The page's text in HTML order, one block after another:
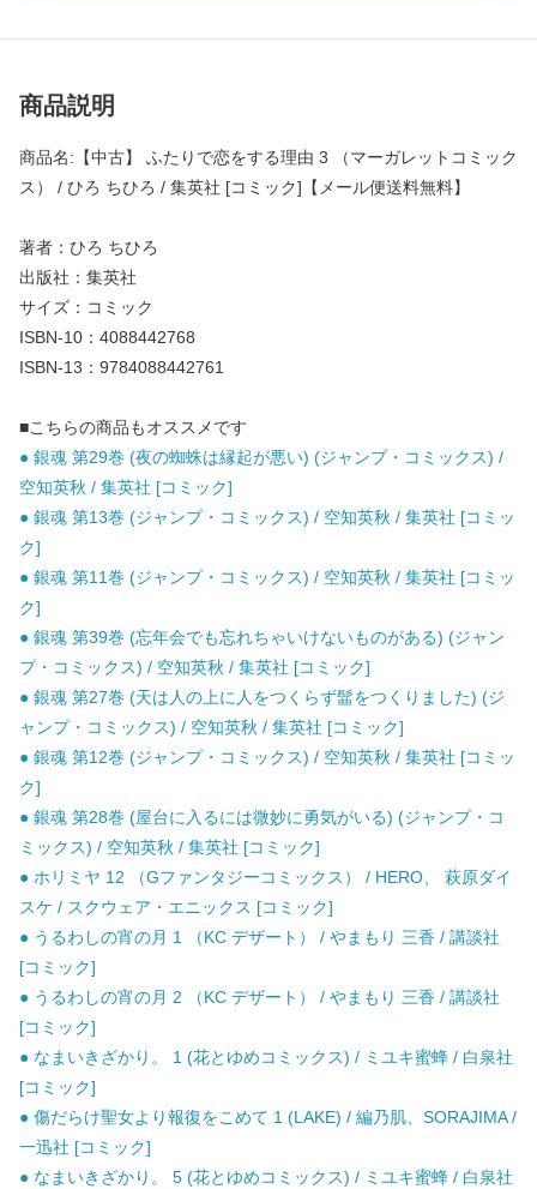
商品説明
商品名:【中古】 ふたりで恋をする理由 3 （マーガレットコミック
ス） / ひろ ちひろ / 集英社 [コミック]【メール便送料無料】
著者：ひろ ちひろ
出版社：集英社
サイズ：コミック
ISBN-10：4088442768
ISBN-13：9784088442761
■こちらの商品もオススメです
● 銀魂 第29巻 (夜の蜘蛛は縁起が悪い) (ジャンプ・コミックス) /
空知英秋 / 集英社 [コミック]
● 銀魂 第13巻 (ジャンプ・コミックス) / 空知英秋 / 集英社 [コミッ
ク]
● 銀魂 第11巻 (ジャンプ・コミックス) / 空知英秋 / 集英社 [コミッ
ク]
● 銀魂 第39巻 (忘年会でも忘れちゃいけないものがある) (ジャン
プ・コミックス) / 空知英秋 / 集英社 [コミック]
● 銀魂 第27巻 (天は人の上に人をつくらず髷をつくりました) (ジ
ャンプ・コミックス) / 空知英秋 / 集英社 [コミック]
● 銀魂 第12巻 (ジャンプ・コミックス) / 空知英秋 / 集英社 [コミッ
ク]
● 銀魂 第28巻 (屋台に入るには微妙に勇気がいる) (ジャンプ・コ
ミックス) / 空知英秋 / 集英社 [コミック]
● ホリミヤ 12 （Gファンタジーコミックス） / HERO、 萩原ダイ
スケ / スクウェア・エニックス [コミック]
● うるわしの宵の月 1 （KC デザート） / やまもり 三香 / 講談社
[コミック]
● うるわしの宵の月 2 （KC デザート） / やまもり 三香 / 講談社
[コミック]
● なまいきざかり。 1 (花とゆめコミックス) / ミユキ蜜蜂 / 白泉社
[コミック]
● 傷だらけ聖女より報復をこめて 1 (LAKE) / 編乃肌、SORAJIMA /
一迅社 [コミック]
● なまいきざかり。 5 (花とゆめコミックス) / ミユキ蜜蜂 / 白泉社